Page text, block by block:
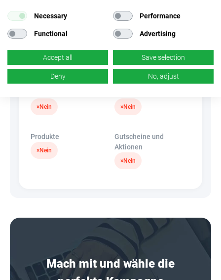
Traffic-Typ
Incentivierter Traffic
EPC
k.A.
CR
Deeplink
×Nein
×Nein ×Nein
Produkte
×Nein
Gutscheine und
Aktionen
×Nein
Mach mit und wähle die
Necessary Performance
Functional Advertising
Accept all Save selection
Deny No, adjust